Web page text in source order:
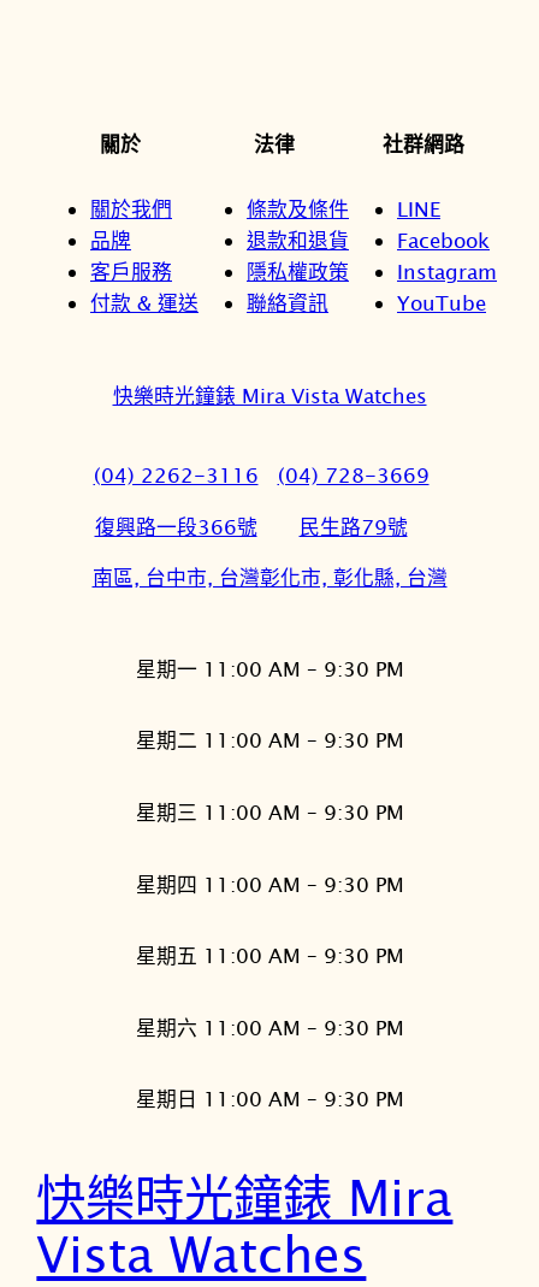
關於
關於我們
品牌
客戶服務
付款 & 運送
法律
條款及條件
退款和退貨
隱私權政策
聯絡資訊
社群網路
LINE
Facebook
Instagram
YouTube
快樂時光鐘錶 Mira Vista Watches
(04) 2262-3116
復興路一段366號
南區, 台中市, 台灣
(04) 728-3669
民生路79號
彰化市, 彰化縣, 台灣
星期一 11:00 AM – 9:30 PM
星期二 11:00 AM – 9:30 PM
星期三 11:00 AM – 9:30 PM
星期四 11:00 AM – 9:30 PM
星期五 11:00 AM – 9:30 PM
星期六 11:00 AM – 9:30 PM
星期日 11:00 AM – 9:30 PM
快樂時光鐘錶 Mira
Vista Watches